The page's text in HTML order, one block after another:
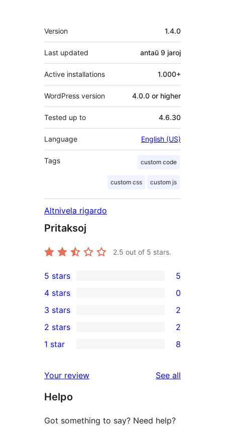
Metadatumoj
Version 1.4.0
Last updated antaŭ 9 jaroj
Active installations 1.000+
WordPress version 4.0.0 or higher
Tested up to 4.6.30
Language English (US)
Tags custom code
custom css custom js
Altnivela rigardo
Pritaksoj
2.5 out of 5 stars.
5
5-
star
reviews
5 stars 5
4-
star
reviews
4 stars 0
2
3-
star
3 stars 2
2-
reviews
2 stars 2
star
reviews
1 star 8
Your review See all
Helpo
Got something to say? Need help?